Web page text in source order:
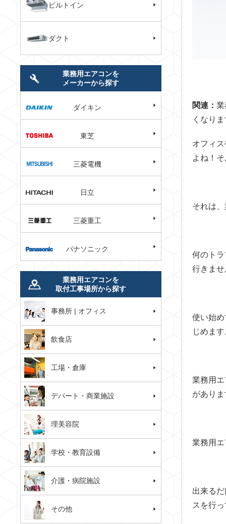
関連： 業
くなり
オフィ
よね！
それは
何のト
行きま
使い始
じめま
業務用
があり
業務用
出来る
スを行
ビルトイン
ダクト
業務用エアコンを
メーカーから探す
ダイキン
東芝
三菱電機
日立
三菱重工
パナソニック
業務用エアコンを
取付工事場所から探す
事務所 | オフィス
飲食店
工場・倉庫
デパート・商業施設
理美容院
学校・教育設備
介護・病院施設
その他